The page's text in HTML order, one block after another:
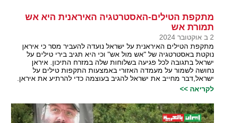
מתקפת הטילים-האסטרטגיה האיראנית היא אש
תמורת אש
2 ב אוקטובר 2024
מתקפת הטילים האיראנית על ישראל נועדה להעביר מסר כי איראן
נוקטת באסטרטגיה של "אש מול אש" וכי היא תגיב בירי טילים על
ישראל בתגובה לכל פגיעה בשלוחות שלה במזרח התיכון. איראן
נחושה לשמור על מעמדה האזורי באמצעות התקפות טילים על
ישראל,דבר מחייב את ישראל להגיב בעוצמה כדי להרתיע את איראן.
לקריאה >>